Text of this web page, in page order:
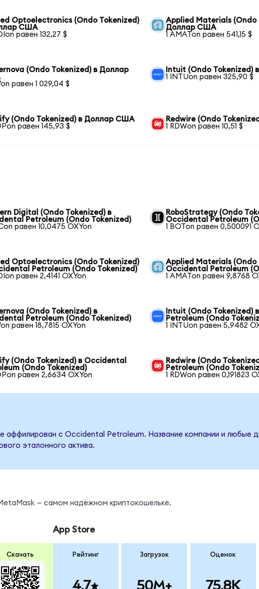
Optoelectronics (Ondo Tokenized)
США
равен 132,27 $
Applied Materials (Ondo
Доллар США
1 AMATon равен 541,15 $
(Ondo Tokenized) в Доллар
равен 1 029,04 $
Intuit (Ondo
1 INTUon равен 325,90 $
(Ondo Tokenized) в Доллар США
равен 145,93 $
Redwire (Ondo
1 RDWon равен 10,51 $
Digital (Ondo Tokenized) в
Petroleum (Ondo Tokenized)
равен 10,0475 OXYon
RoboStrategy (Ondo
Occidental Petroleum
1 BOTon равен 0,500091
Optoelectronics (Ondo Tokenized)
Petroleum (Ondo Tokenized)
равен 2,4141 OXYon
Applied Materials (Ondo
Occidental Petroleum
1 AMATon равен 9,8768
(Ondo Tokenized) в
Petroleum (Ondo Tokenized)
равен 18,7815 OXYon
Intuit (Ondo Tokenized)
Petroleum (Ondo
1 INTUon равен 5,9482
(Ondo Tokenized) в Occidental
(Ondo Tokenized)
равен 2,6634 OXYon
Redwire (Ondo
Petroleum (Ondo
1 RDWon равен 0,191823
аффилирован с Occidental Petroleum. Название компании и любые
эталонного актива.
— самом надёжном криптокошельке.
Скачать
App Store
Рейтинг
4.7
Загрузок
50M+
Оценок
75.8K